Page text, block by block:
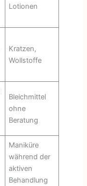
Lotionen
Kratzen,
Wollstoffe
Bleichmittel
ohne
Beratung
Maniküre
während der
aktiven
Behandlung